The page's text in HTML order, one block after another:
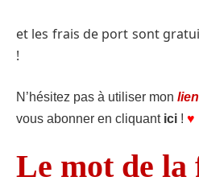
et les frais de port sont
!
N’hésitez pas à utiliser mon
vous abonner en cliquant ici ! ♥
Le mot de la